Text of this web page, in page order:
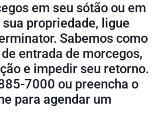
em seu sótão ou em
propriedade, ligue
Sabemos como
entrada de morcegos,
e impedir seu retorno.
7000 ou preencha o
para agendar um